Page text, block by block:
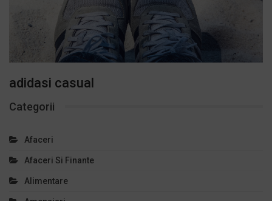
adidasi casual
Categorii
Afaceri
Afaceri Si Finante
Alimentare